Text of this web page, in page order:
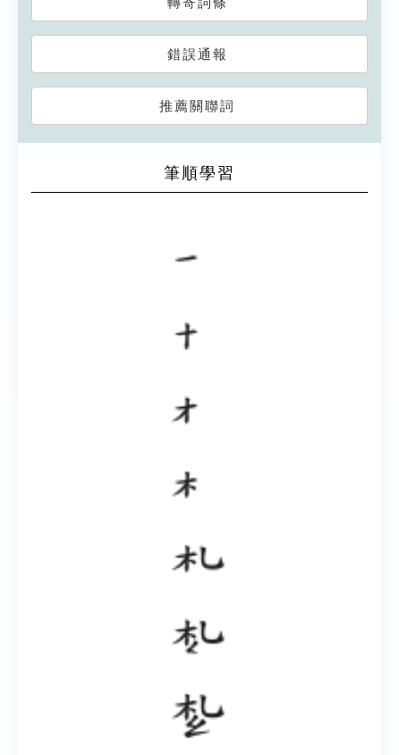
錯誤通報
推薦關聯詞
筆順學習